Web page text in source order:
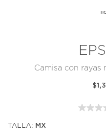
Camisa con rayas
TALLA: MX